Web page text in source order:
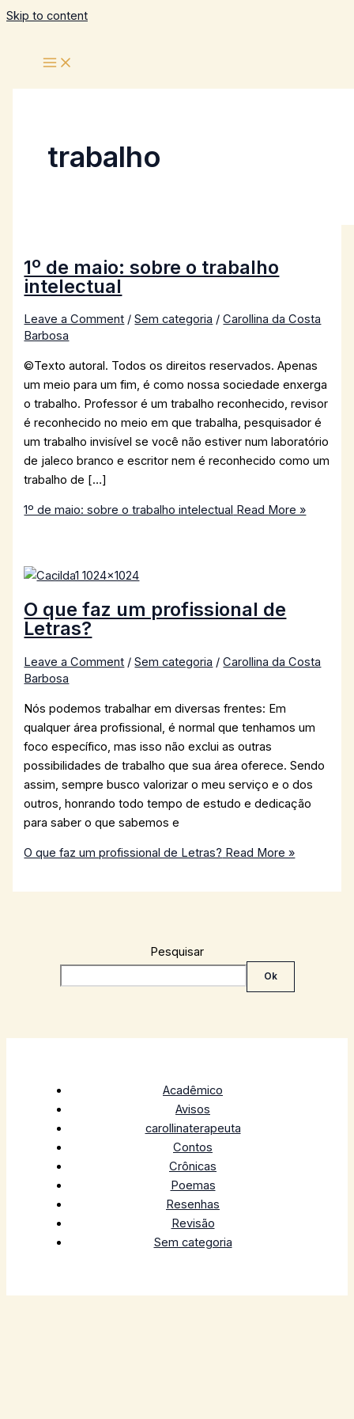
Skip to content
trabalho
1º de maio: sobre o trabalho
intelectual
Leave a Comment /Sem categoria /Carollina da Costa
Barbosa
©Texto autoral. Todos os direitos reservados. Apenas
um meio para um fim, é como nossa sociedade enxerga
o trabalho. Professor é um trabalho reconhecido, revisor
é reconhecido no meio em que trabalha, pesquisador é
um trabalho invisível se você não estiver num laboratório
de jaleco branco e escritor nem é reconhecido como um
trabalho de […]
1º de maio: sobre o trabalho intelectual Read More »
O que faz um profissional de
Letras?
Leave a Comment /Sem categoria /Carollina da Costa
Barbosa
Nós podemos trabalhar em diversas frentes: Em
qualquer área profissional, é normal que tenhamos um
foco específico, mas isso não exclui as outras
possibilidades de trabalho que sua área oferece. Sendo
assim, sempre busco valorizar o meu serviço e o dos
outros, honrando todo tempo de estudo e dedicação
para saber o que sabemos e
O que faz um profissional de Letras? Read More »
Pesquisar
Ok
Acadêmico
Avisos
carollinaterapeuta
Contos
Crônicas
Poemas
Resenhas
Revisão
Sem categoria